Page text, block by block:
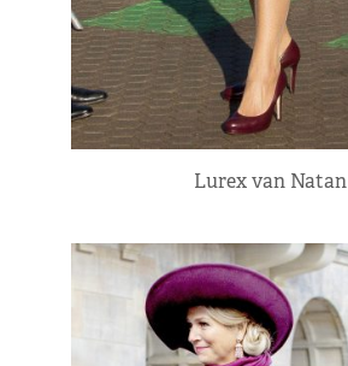
Lurex van Natan